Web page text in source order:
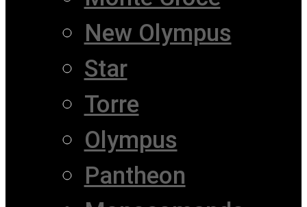
New Olympus
Star
Torre
Olympus
Pantheon